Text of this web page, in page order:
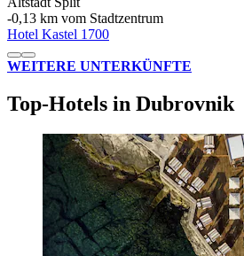
‐0,13 km vom Stadtzentrum
Hotel Kastel 1700
WEITERE UNTERKÜNFTE
Top-Hotels in Dubrovnik